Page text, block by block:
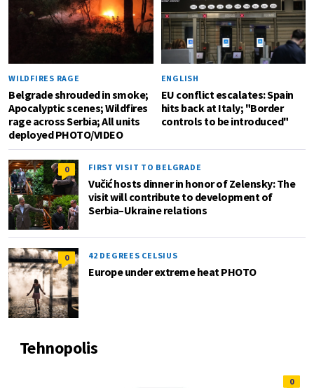
WILDFIRES RAGE
Belgrade shrouded in smoke;
Apocalyptic scenes; Wildfires
rage across Serbia; All units
deployed PHOTO/VIDEO
ENGLISH
EU conflict escalates: Spain
hits back at Italy; "Border
controls to be introduced"
0 FIRST VISIT TO BELGRADE
Vučić hosts dinner in honor of Zelensky: The
visit will contribute to development of
Serbia–Ukraine relations
0 42 DEGREES CELSIUS
Europe under extreme heat PHOTO
Tehnopolis
0